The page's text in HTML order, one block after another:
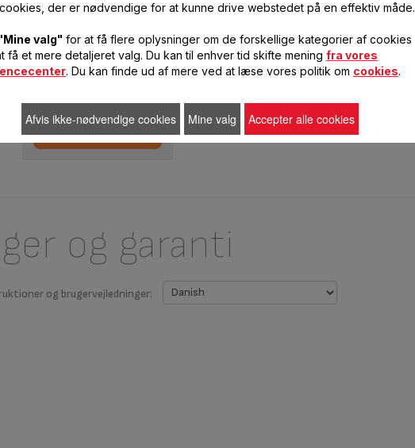
39,00 DKK
og garanti
og brugervejledninger:
der er nødvendige for at kunne drive webstedet på en effektiv måde.
valg" for at få flere oplysninger om de forskellige kategorier af cookies
få et mere detaljeret valg. Du kan til enhver tid skifte mening fra vores
. Du kan finde ud af mere ved at læse vores politik om cookies.
Afvis ikke-nødvendige cookies Mine valg Accepter alle cookies